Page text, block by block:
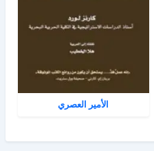
الأمير العصري